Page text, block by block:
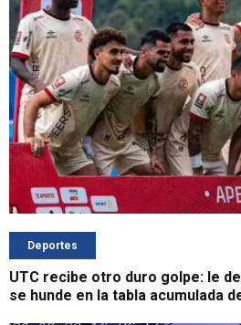
Deportes
UTC recibe otro duro golpe: le
se hunde en la tabla acumulada